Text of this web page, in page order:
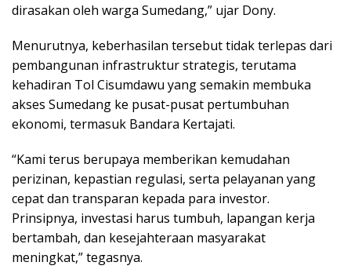
dirasakan oleh warga Sumedang,” ujar Dony.
Menurutnya, keberhasilan tersebut tidak terlepas dari
pembangunan infrastruktur strategis, terutama
kehadiran Tol Cisumdawu yang semakin membuka
akses Sumedang ke pusat-pusat pertumbuhan
ekonomi, termasuk Bandara Kertajati.
“Kami terus berupaya memberikan kemudahan
perizinan, kepastian regulasi, serta pelayanan yang
cepat dan transparan kepada para investor.
Prinsipnya, investasi harus tumbuh, lapangan kerja
bertambah, dan kesejahteraan masyarakat
meningkat,” tegasnya.